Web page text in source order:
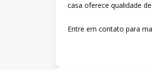
casa oferece qualidade
Entre em contato para